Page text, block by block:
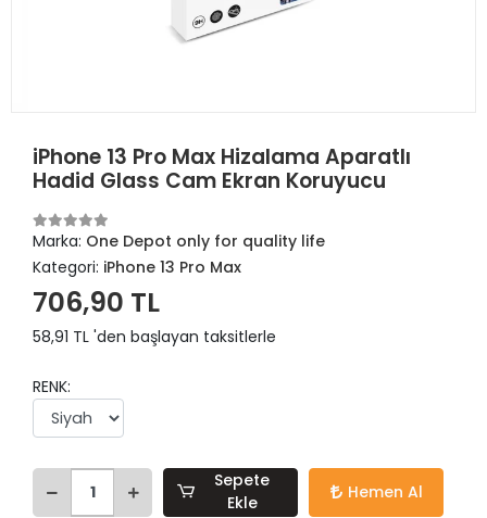
iPhone 13 Pro Max Hizalama Aparatlı
Hadid Glass Cam Ekran Koruyucu
Marka: One Depot only for quality life
Kategori: iPhone 13 Pro Max
706,90 TL
58,91 TL 'den başlayan taksitlerle
RENK:
Sepete
Ekle
Hemen Al